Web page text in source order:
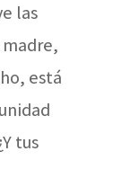
las
madre,
está
tus